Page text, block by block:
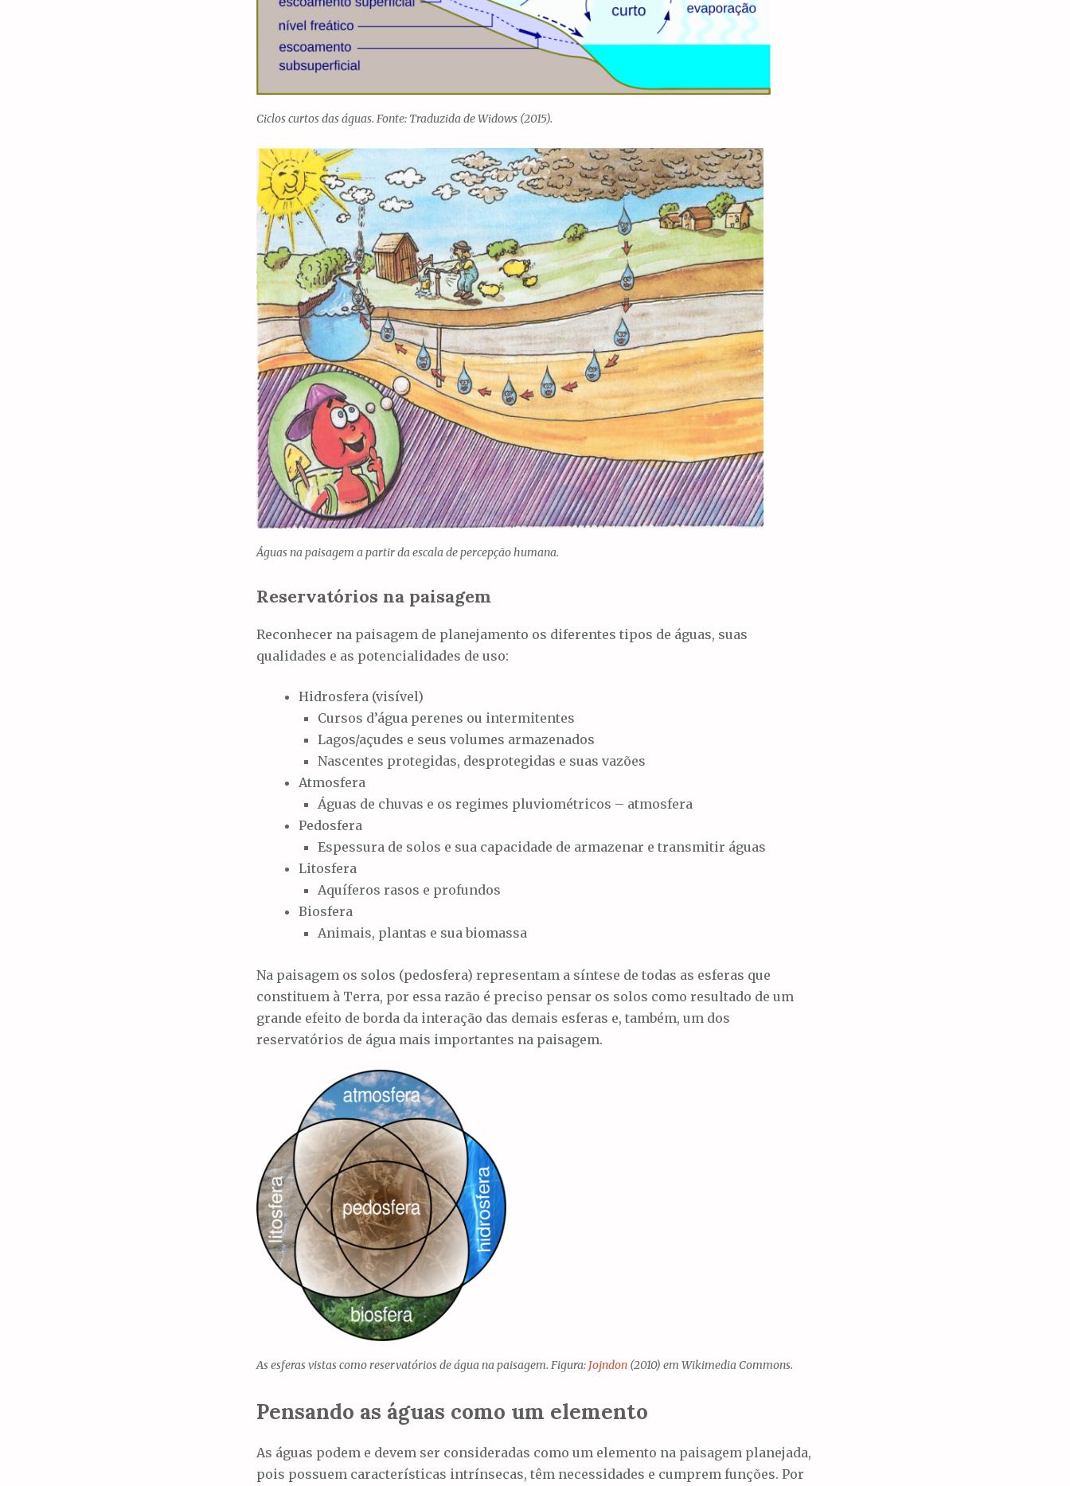
Ciclos curtos das águas. Fonte: Traduzida de Widows (2015).
Águas na paisagem a partir da escala de percepção humana.
Reservatórios na paisagem
Reconhecer na paisagem de planejamento os diferentes tipos de águas, suas
qualidades e as potencialidades de uso:
Hidrosfera (visível)
Cursos d’água perenes ou intermitentes
Lagos/açudes e seus volumes armazenados
Nascentes protegidas, desprotegidas e suas vazões
Atmosfera
Águas de chuvas e os regimes pluviométricos – atmosfera
Pedosfera
Espessura de solos e sua capacidade de armazenar e transmitir águas
Litosfera
Aquíferos rasos e profundos
Biosfera
Animais, plantas e sua biomassa
Na paisagem os solos (pedosfera) representam a síntese de todas as esferas que
constituem à Terra, por essa razão é preciso pensar os solos como resultado de um
grande efeito de borda da interação das demais esferas e, também, um dos
reservatórios de água mais importantes na paisagem.
As esferas vistas como reservatórios de água na paisagem. Figura: Jojndon (2010) em Wikimedia Commons.
Pensando as águas como um elemento
As águas podem e devem ser consideradas como um elemento na paisagem planejada,
pois possuem características intrínsecas, têm necessidades e cumprem funções. Por